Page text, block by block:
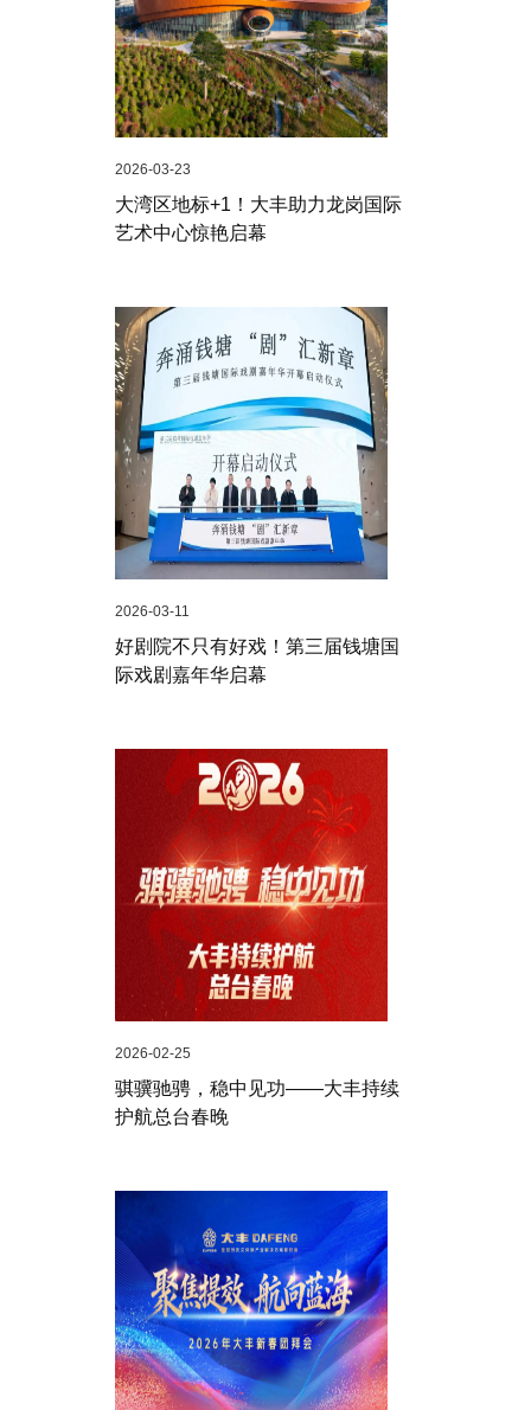
2026-03-23
大湾区地标+1！大丰助力龙岗国际
艺术中心惊艳启幕
2026-03-11
好剧院不只有好戏！第三届钱塘国
际戏剧嘉年华启幕
2026-02-25
骐骥驰骋，稳中见功——大丰持续
护航总台春晚